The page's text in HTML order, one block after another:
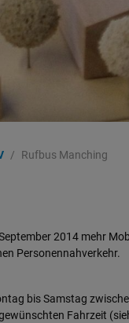
Rufbus Manching
2014 mehr
Personennahverkehr.
bis Samstag
Fahrzeit